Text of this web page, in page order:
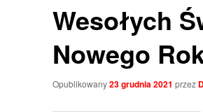
Wesołych
Nowego
Opublikowany23 grudnia 2021 przez